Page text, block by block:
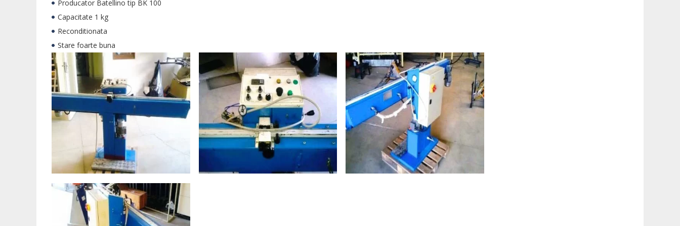
Producator Batellino tip BK 100
Capacitate 1 kg
Reconditionata
Stare foarte buna